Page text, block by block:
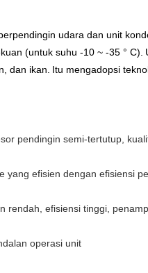
udara dan unit
(untuk suhu -10 ~ -35 ° C).
dan ikan. Itu mengadopsi
pendingin semi-tertutup,
efisien dengan efisiensi
rendah, efisiensi tinggi,
operasi unit